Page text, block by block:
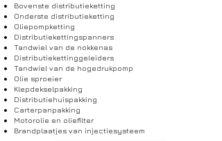
Bovenste distributieketting
Onderste distributieketting
Oliepompketting
Distributiekettingspanners
Tandwiel van de nokkenas
Distributiekettinggeleiders
Tandwiel van de hogedrukpomp
Olie sproeier
Klepdekselpakking
Distributiehuispakking
Carterpanpakking
Motorolie en oliefilter
Brandplaatjes van injectiesysteem